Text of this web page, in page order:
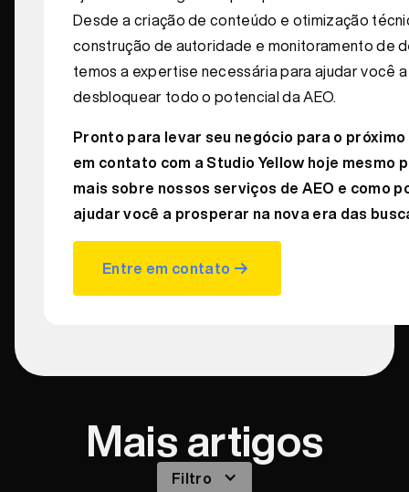
Desde a criação de conteúdo e otimização
construção de autoridade e monitoramento de
temos a expertise necessária para ajudar você a
desbloquear todo o potencial da AEO.
Pronto para levar seu negócio para o próximo
em contato com a Studio Yellow hoje mesmo
mais sobre nossos serviços de AEO e como
ajudar você a prosperar na nova era das
Entre em contato
Mais artigos
Filtro